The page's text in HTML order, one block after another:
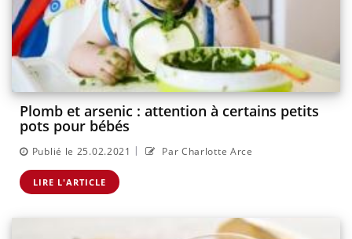
Plomb et arsenic : attention à certains petits
pots pour bébés
Publié le 25.02.2021 | Par Charlotte Arce
LIRE L'ARTICLE